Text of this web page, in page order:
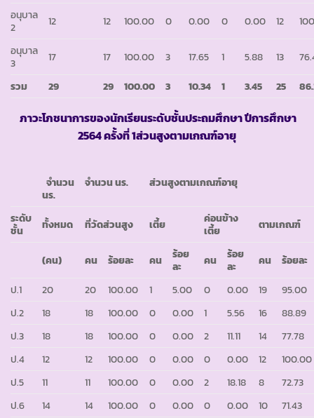
อนุบาล
2
12 12 100.00 0 0.00 0 0.00 12
อนุบาล
3
17 17 100.00 3 17.65 1 5.88 13
รวม
29 29 100.00 3 10.34 1 3.45 25
ภาวะโภชนาการของนักเรียนระดับชั้นประถมศึกษา ปีการศึกษา
2564 ครั้งที่ 1ส่วนสูงตามเกณฑ์อายุ
จำนวน
นร.
จำนวน นร. ส่วนสูงตามเกณฑ์อายุ
ระดับ
ชั้น
ทั้งหมด ที่วัดส่วนสูง เตี้ย
ค่อนข้าง
เตี้ย
ตามเกณฑ์
(คน) คน ร้อยละ คน
ร้อย
ละ
คน
ร้อย
ละ
คน
ร้อยละ
ป.1
20 20 100.00 1 5.00 0 0.00 19
95.00
ป.2
18 18 100.00 0 0.00 1 5.56 16
88.89
ป.3
18 18 100.00 0 0.00 2 11.11 14
77.78
ป.4
12 12 100.00 0 0.00 0 0.00 12
100.00
ป.5
11 11 100.00 0 0.00 2 18.18 8
72.73
ป.6
14 14 100.00 0 0.00 0 0.00 10 71.43